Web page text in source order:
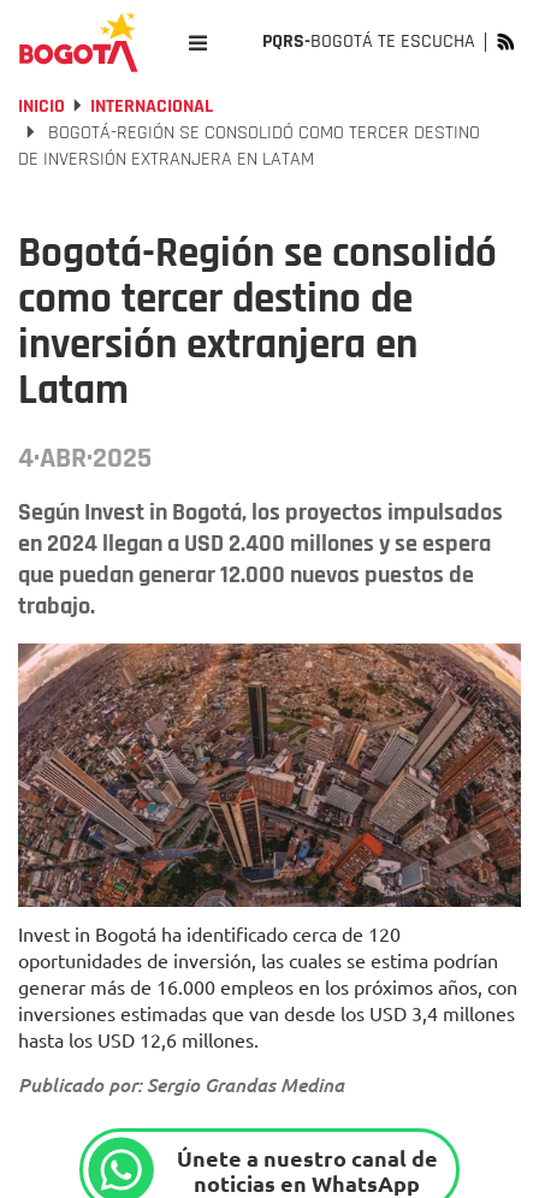
PQRS-BOGOTÁ TE ESCUCHA
INICIO
INTERNACIONAL
BOGOTÁ-REGIÓN SE CONSOLIDÓ COMO TERCER DESTINO
DE INVERSIÓN EXTRANJERA EN LATAM
Bogotá-Región se consolidó
como tercer destino de
inversión extranjera en
Latam
4·ABR·2025
Según Invest in Bogotá, los proyectos impulsados
en 2024 llegan a USD 2.400 millones y se espera
que puedan generar 12.000 nuevos puestos de
trabajo.
Foto: IDT y Visit Bogotá.
Invest in Bogotá ha identificado cerca de 120
oportunidades de inversión, las cuales se estima podrían
generar más de 16.000 empleos en los próximos años, con
inversiones estimadas que van desde los USD 3,4 millones
hasta los USD 12,6 millones.
Publicado por: Sergio Grandas Medina
Únete a nuestro canal de
noticias en WhatsApp